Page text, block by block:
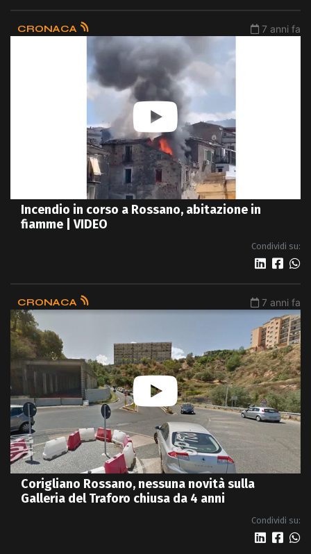
CRONACA 7 anni fa
Incendio in corso a Rossano, abitazione in
fiamme | VIDEO
Condividi su:
CRONACA 7 anni fa
Corigliano Rossano, nessuna novità sulla
Galleria del Traforo chiusa da 4 anni
Condividi su: